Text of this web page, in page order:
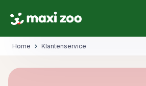
Home Klantenservice